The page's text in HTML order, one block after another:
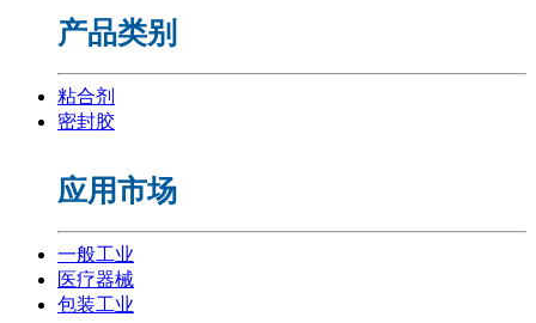
产品类别
粘合剂
密封胶
应用市场
一般工业
医疗器械
包装工业